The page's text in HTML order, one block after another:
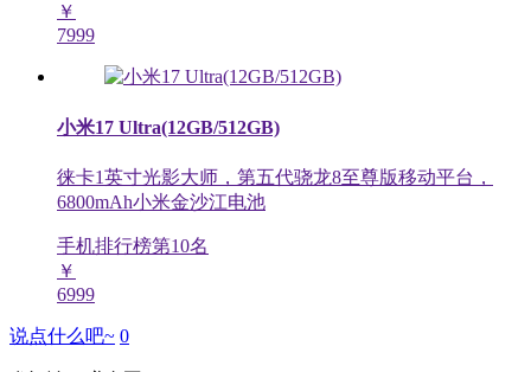
￥
7999
小米17 Ultra(12GB/512GB)
徕卡1英寸光影大师，第五代骁龙8至尊版移动平台，
6800mAh小米金沙江电池
手机排行榜第10名
￥
6999
说点什么吧~ 0